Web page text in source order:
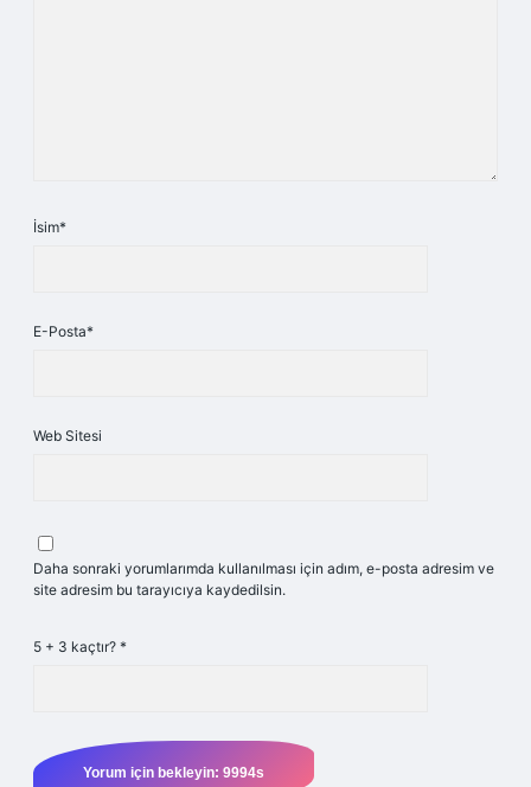
İsim*
E-Posta*
Web Sitesi
Daha sonraki yorumlarımda kullanılması için adım, e-posta adresim ve
site adresim bu tarayıcıya kaydedilsin.
5 + 3 kaçtır? *